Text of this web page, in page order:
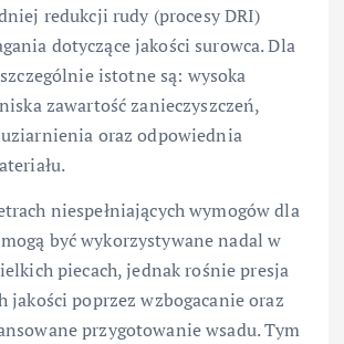
redukcji rudy (procesy DRI)
dotyczące jakości surowca. Dla
istotne są: wysoka
zawartość zanieczyszczeń,
oraz odpowiednia
niespełniających wymogów dla
być wykorzystywane nadal w
piecach, jednak rośnie presja
jakości poprzez wzbogacanie oraz
przygotowanie wsadu. Tym